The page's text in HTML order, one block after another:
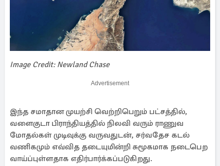
Image Credit: Newland Chase
Advertisement
இந்த சமாதான முயற்சி வெற்றிபெறும் பட்சத்தில்,
வளைகுடா பிராந்தியத்தில் நிலவி வரும் ராணுவ
மோதல்கள் முடிவுக்கு வருவதுடன், சர்வதேச கடல்
வணிகமும் எவ்வித தடையுமின்றி சுமூகமாக நடைபெற
வாய்ப்புள்ளதாக எதிர்பார்க்கப்படுகிறது.